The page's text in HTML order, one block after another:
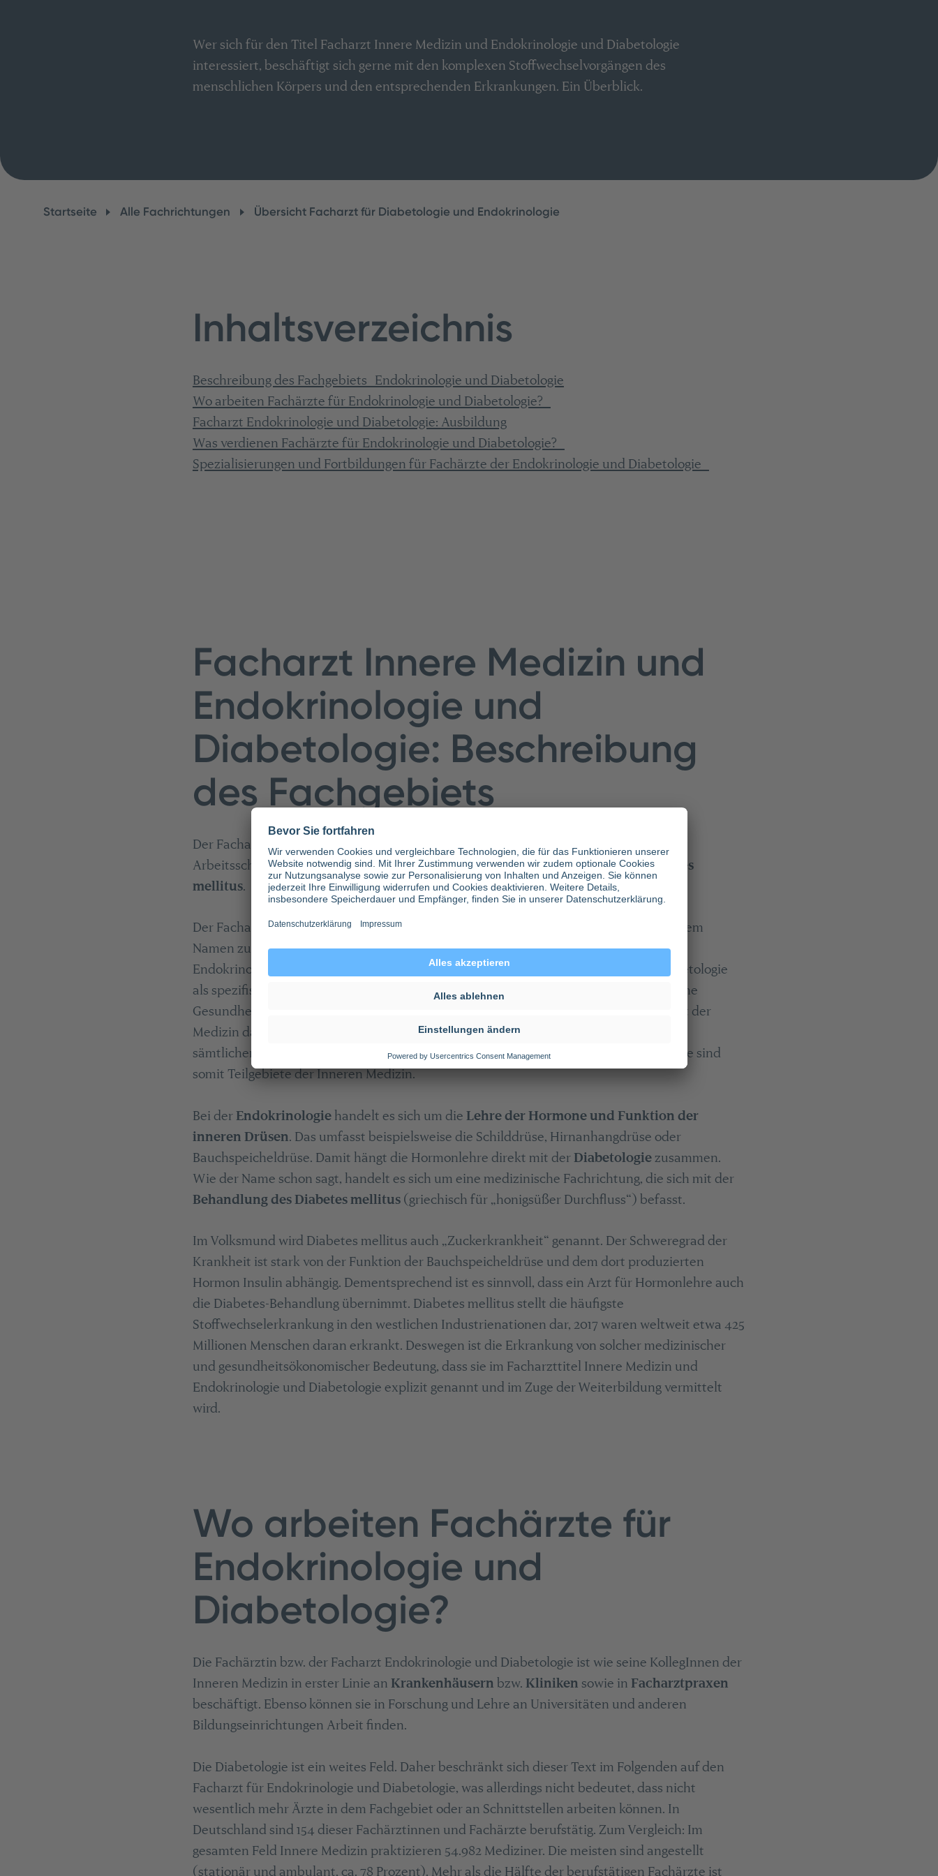
Wer sich für den Titel Facharzt Innere Medizin und Endokrinologie und Diabetologie
interessiert, beschäftigt sich gerne mit den komplexen Stoffwechselvorgängen des
menschlichen Körpers und den entsprechenden Erkrankungen. Ein Überblick.
Startseite Alle Fachrichtungen Übersicht Facharzt für Diabetologie und Endokrinologie
Inhaltsverzeichnis
Beschreibung des Fachgebiets Endokrinologie und Diabetologie
Wo arbeiten Fachärzte für Endokrinologie und Diabetologie?
Facharzt Endokrinologie und Diabetologie: Ausbildung
Was verdienen Fachärzte für Endokrinologie und Diabetologie?
Spezialisierungen und Fortbildungen für Fachärzte der Endokrinologie und Diabetologie
Facharzt Innere Medizin und
Endokrinologie und
Diabetologie: Beschreibung
des Fachgebiets
Der Facharzt Endokrinologie und Diabetologie ist ein Internist, der einen zusätzlichen
Arbeitsschwerpunkt hat:Das Hormonsystem inklusive der Volkskrankheit Diabetes
mellitus.
Der Facharzt für Innere Medizin und Endokrinologie und Diabetologie gehört mit seinem
Namen zu den längsten Facharztbezeichnungen (nachfolgend deswegen als Facharzt
Endokrinologie und Diabetologie abgekürzt). Dabei sind die Endokrinologie und Diabetologie
als spezifische Schwerpunkte der Inneren Medizin zu betrachten, die für die öffentliche
Gesundheit von besonderer Bedeutung sind. Die
stellt ein Kerngebiet der
Medizin dar. Es beschäftigt sich mit dem Aufbau, der Funktion und den Erkrankungen
sämtlicher
des menschlichen Körpers. Endokrinologie und Diabetologie sind
somit Teilgebiete der Inneren Medizin.
Bei derEndokrinologie handelt es sich um die Lehre der Hormone und Funktion der
inneren Drüsen. Das umfasst beispielsweise die Schilddrüse, Hirnanhangdrüse oder
Bauchspeicheldrüse. Damit hängt die Hormonlehre direkt mit derDiabetologie zusammen.
Wie der Name schon sagt, handelt es sich um eine medizinische Fachrichtung, die sich mit der
Behandlung des Diabetes mellitus(griechisch für „honigsüßer Durchfluss“) befasst.
Im Volksmund wird Diabetes mellitus auch „Zuckerkrankheit“ genannt. Der Schweregrad der
Krankheit ist stark von der Funktion der Bauchspeicheldrüse und dem dort produzierten
Hormon Insulin abhängig. Dementsprechend ist es sinnvoll, dass ein Arzt für Hormonlehre auch
die Diabetes-Behandlung übernimmt. Diabetes mellitus stellt die häufigste
Stoffwechselerkrankung in den westlichen Industrienationen dar, 2017 waren weltweit etwa 425
Millionen Menschen daran erkrankt. Deswegen ist die Erkrankung von solcher medizinischer
und gesundheitsökonomischer Bedeutung, dass sie im Facharzttitel Innere Medizin und
Endokrinologie und Diabetologie explizit genannt und im Zuge der Weiterbildung vermittelt
wird.
Wo arbeiten Fachärzte für
Endokrinologie und
Diabetologie?
Die Fachärztin bzw. der Facharzt Endokrinologie und Diabetologie ist wie seine KollegInnen der
Inneren Medizin in erster Linie an Krankenhäusern bzw. Kliniken sowie in Facharztpraxen
beschäftigt. Ebenso können sie in Forschung und Lehre an Universitäten und anderen
Bildungseinrichtungen Arbeit finden.
Die Diabetologie ist ein weites Feld. Daher beschränkt sich dieser Text im Folgenden auf den
Facharzt für Endokrinologie und Diabetologie, was allerdings nicht bedeutet, dass nicht
wesentlich mehr Ärzte in dem Fachgebiet oder an Schnittstellen arbeiten können. In
Deutschland sind 154 dieser Fachärztinnen und Fachärzte berufstätig. Zum Vergleich: Im
gesamten Feld Innere Medizin praktizieren 54.982 Mediziner. Die meisten sind angestellt
(stationär und ambulant, ca. 78 Prozent). Mehr als die Hälfte der berufstätigen Fachärzte ist